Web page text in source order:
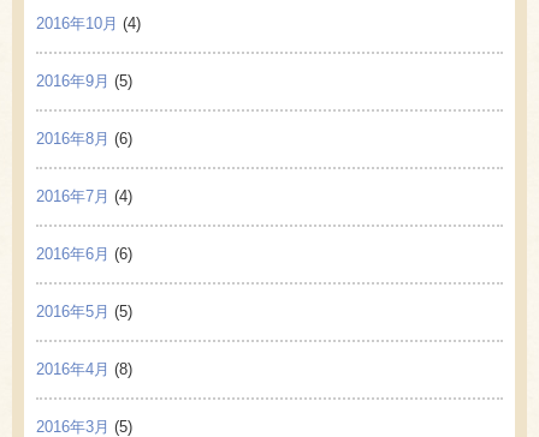
2016年10月 (4)
2016年9月 (5)
2016年8月 (6)
2016年7月 (4)
2016年6月 (6)
2016年5月 (5)
2016年4月 (8)
2016年3月 (5)